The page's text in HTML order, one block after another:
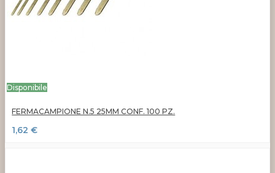
Disponibile
FERMACAMPIONE N.5 25MM CONF. 100 PZ.
1,62 €